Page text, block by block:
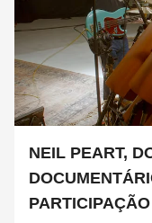
NEIL PEART,